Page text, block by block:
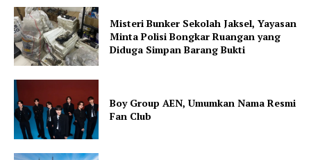
Misteri Bunker Sekolah Jaksel, Yayasan
Minta Polisi Bongkar Ruangan yang
Diduga Simpan Barang Bukti
Boy Group AEN, Umumkan Nama Resmi
Fan Club